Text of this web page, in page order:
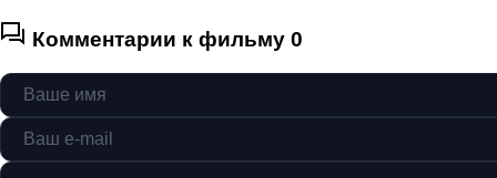
Комментарии к фильму 0